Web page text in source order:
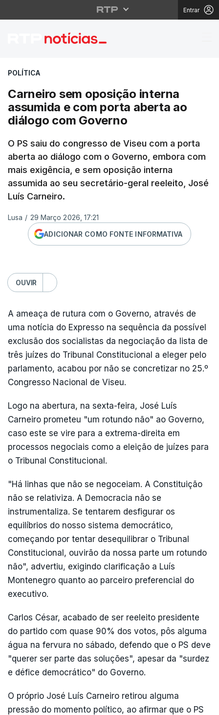
Entrar
Carneiro sem
POLÍTICA
Carneiro sem oposição interna
assumida e com porta aberta ao
diálogo com Governo
O PS saiu do congresso de Viseu com a porta
aberta ao diálogo com o Governo, embora com
mais exigência, e sem oposição interna
assumida ao seu secretário-geral reeleito, José
Luís Carneiro.
Lusa / 29 Março 2026, 17:21
ADICIONAR COMO FONTE INFORMATIVA
OUVIR
A ameaça de rutura com o Governo, através de
uma notícia do Expresso na sequência da possível
exclusão dos socialistas da negociação da lista de
três juízes do Tribunal Constitucional a eleger pelo
parlamento, acabou por não se concretizar no 25.º
Congresso Nacional de Viseu.
Logo na abertura, na sexta-feira, José Luís
Carneiro prometeu "um rotundo não" ao Governo,
caso este se vire para a extrema-direita em
processos negociais como a eleição de juízes para
o Tribunal Constitucional.
"Há linhas que não se negoceiam. A Constituição
não se relativiza. A Democracia não se
instrumentaliza. Se tentarem desfigurar os
equilíbrios do nosso sistema democrático,
começando por tentar desequilibrar o Tribunal
Constitucional, ouvirão da nossa parte um rotundo
não", advertiu, exigindo clarificação a Luís
Montenegro quanto ao parceiro preferencial do
executivo.
Carlos César, acabado de ser reeleito presidente
do partido com quase 90% dos votos, pôs alguma
água na fervura no sábado, defendo que o PS deve
"querer ser parte das soluções", apesar da "surdez
e défice democrático" do Governo.
O próprio José Luís Carneiro retirou alguma
pressão do momento político, ao afirmar que o PS